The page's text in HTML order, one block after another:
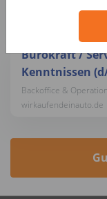
wirkaufendeinauto.de
Bürokraft /
Kenntnissen
Backoffice &
wirkaufendeinauto.de